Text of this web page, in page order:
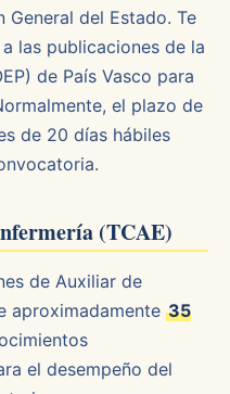
del Estado. Te
las publicaciones de la
de País Vasco para
el plazo de
de 20 días hábiles
(TCAE)
de Auxiliar de
aproximadamente 35
el desempeño del